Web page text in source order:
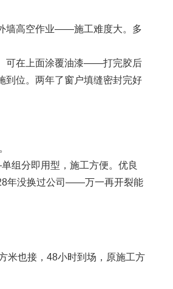
墙高空作业——施工难度大。多
可在上面涂覆油漆——打完胶后
位。两年了窗户填缝密封完好
组分即用型，施工方便。优良
年没换过公司——万一再开裂能
米也接，48小时到场，原施工方